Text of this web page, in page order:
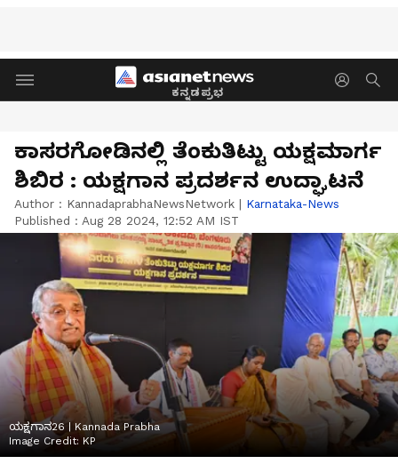
ಕನ್ನಡಪ್ರಭ
ಕಾಸರಗೋಡಿನಲ್ಲಿ ತೆಂಕುತಿಟ್ಟು ಯಕ್ಷಮಾರ್ಗ
ಶಿಬಿರ : ಯಕ್ಷಗಾನ ಪ್ರದರ್ಶನ ಉದ್ಘಾಟನೆ
Author : KannadaprabhaNewsNetwork | Karnataka-News
Published : Aug 28 2024, 12:52 AM IST
ಯಕ್ಷಗಾನ26 | Kannada Prabha
Image Credit: KP